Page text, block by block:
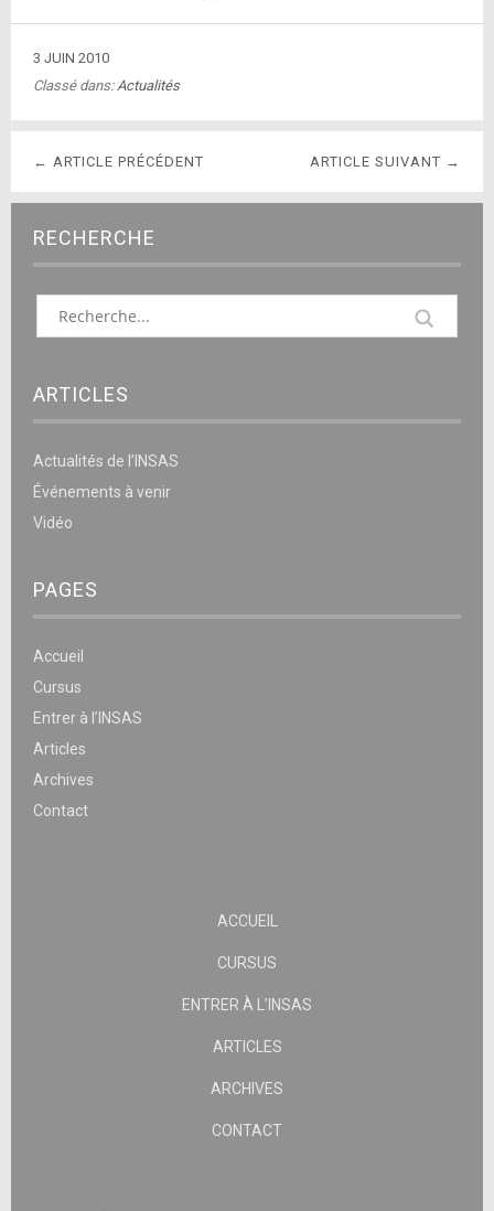
3 JUIN 2010
Classé dans:Actualités
ARTICLE SUIVANT →
← ARTICLE PRÉCÉDENT
RECHERCHE
ARTICLES
Actualités de l’INSAS
Événements à venir
Vidéo
PAGES
Accueil
Cursus
Entrer à l’INSAS
Articles
Archives
Contact
ACCUEIL
CURSUS
ENTRER À L’INSAS
ARTICLES
ARCHIVES
CONTACT